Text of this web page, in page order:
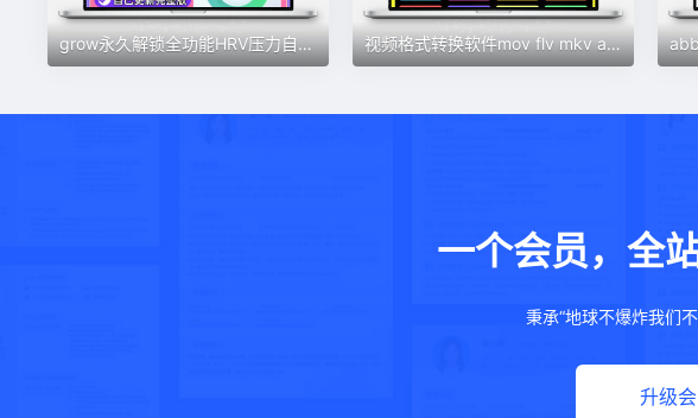
grow永久解锁全功能HRV压力自测习惯健康好伙伴素材 视频格式转换软件mov flv mkv avi转mp4格式工厂音频转换器mp3
一个会员，全
秉承“地球不爆炸我们
升级